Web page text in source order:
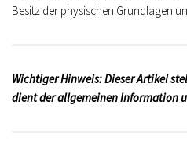
Besitz der physischen Grundlagen
Wichtiger Hinweis: Dieser Artikel
dient der allgemeinen Information